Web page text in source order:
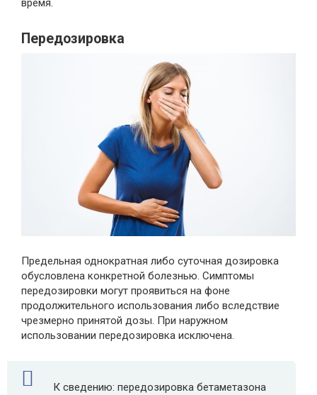
Передозировка
Предельная однократная либо суточная дозировка
обусловлена конкретной болезнью. Симптомы
передозировки могут проявиться на фоне
продолжительного использования либо вследствие
чрезмерно принятой дозы. При наружном
использовании передозировка исключена.
К сведению: передозировка бетаметазона